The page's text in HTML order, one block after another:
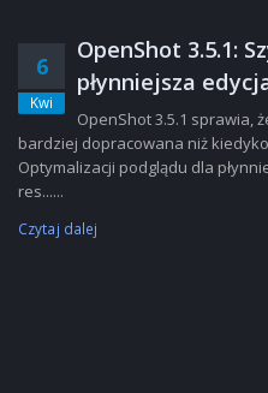
6
Kwi
OpenShot 3.5.1:
płynniejsza
OpenShot 3.5.1 sprawia,
bardziej dopracowana niż
Optymalizacji podglądu dla
res......
Czytaj dalej